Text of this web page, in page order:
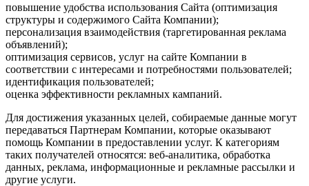
повышение удобства использования Сайта (оптимизация
структуры и содержимого Сайта Компании);
персонализация взаимодействия (таргетированная реклама
объявлений);
оптимизация сервисов, услуг на сайте Компании в
соответствии с интересами и потребностями пользователей;
идентификация пользователей;
оценка эффективности рекламных кампаний.
Для достижения указанных целей, собираемые данные могут
передаваться Партнерам Компании, которые оказывают
помощь Компании в предоставлении услуг. К категориям
таких получателей относятся: веб-аналитика, обработка
данных, реклама, информационные и рекламные рассылки и
другие услуги.